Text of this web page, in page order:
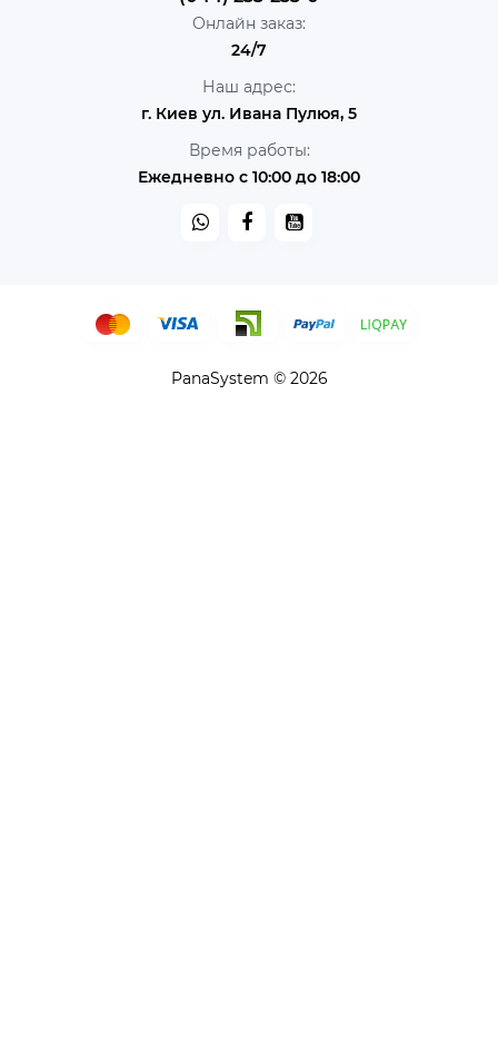
Онлайн заказ:
24/7
Наш адрес:
г. Киев ул. Ивана Пулюя, 5
Время работы:
Ежедневно с 10:00 до 18:00
PanaSystem © 2026